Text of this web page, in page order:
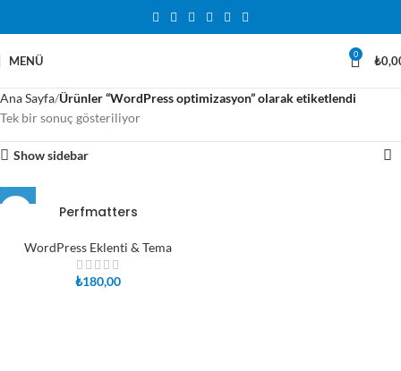
MENÜ 0 ₺
Ana Sayfa Ürünler “WordPress optimizasyon” olarak etiketlendi
Tek bir sonuç gösteriliyor
Show sidebar
Perfmatters
WordPress Eklenti & Tema
₺180,00